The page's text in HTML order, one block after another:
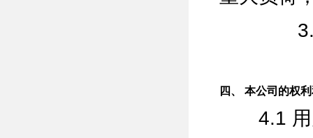
3.12.3
四、 本公司的权
4.1 用户